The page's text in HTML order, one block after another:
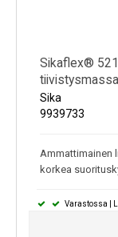
Sikaflex®
tiivistysmassa
Sika
9939733
Ammattimainen
korkea
Varastossa |